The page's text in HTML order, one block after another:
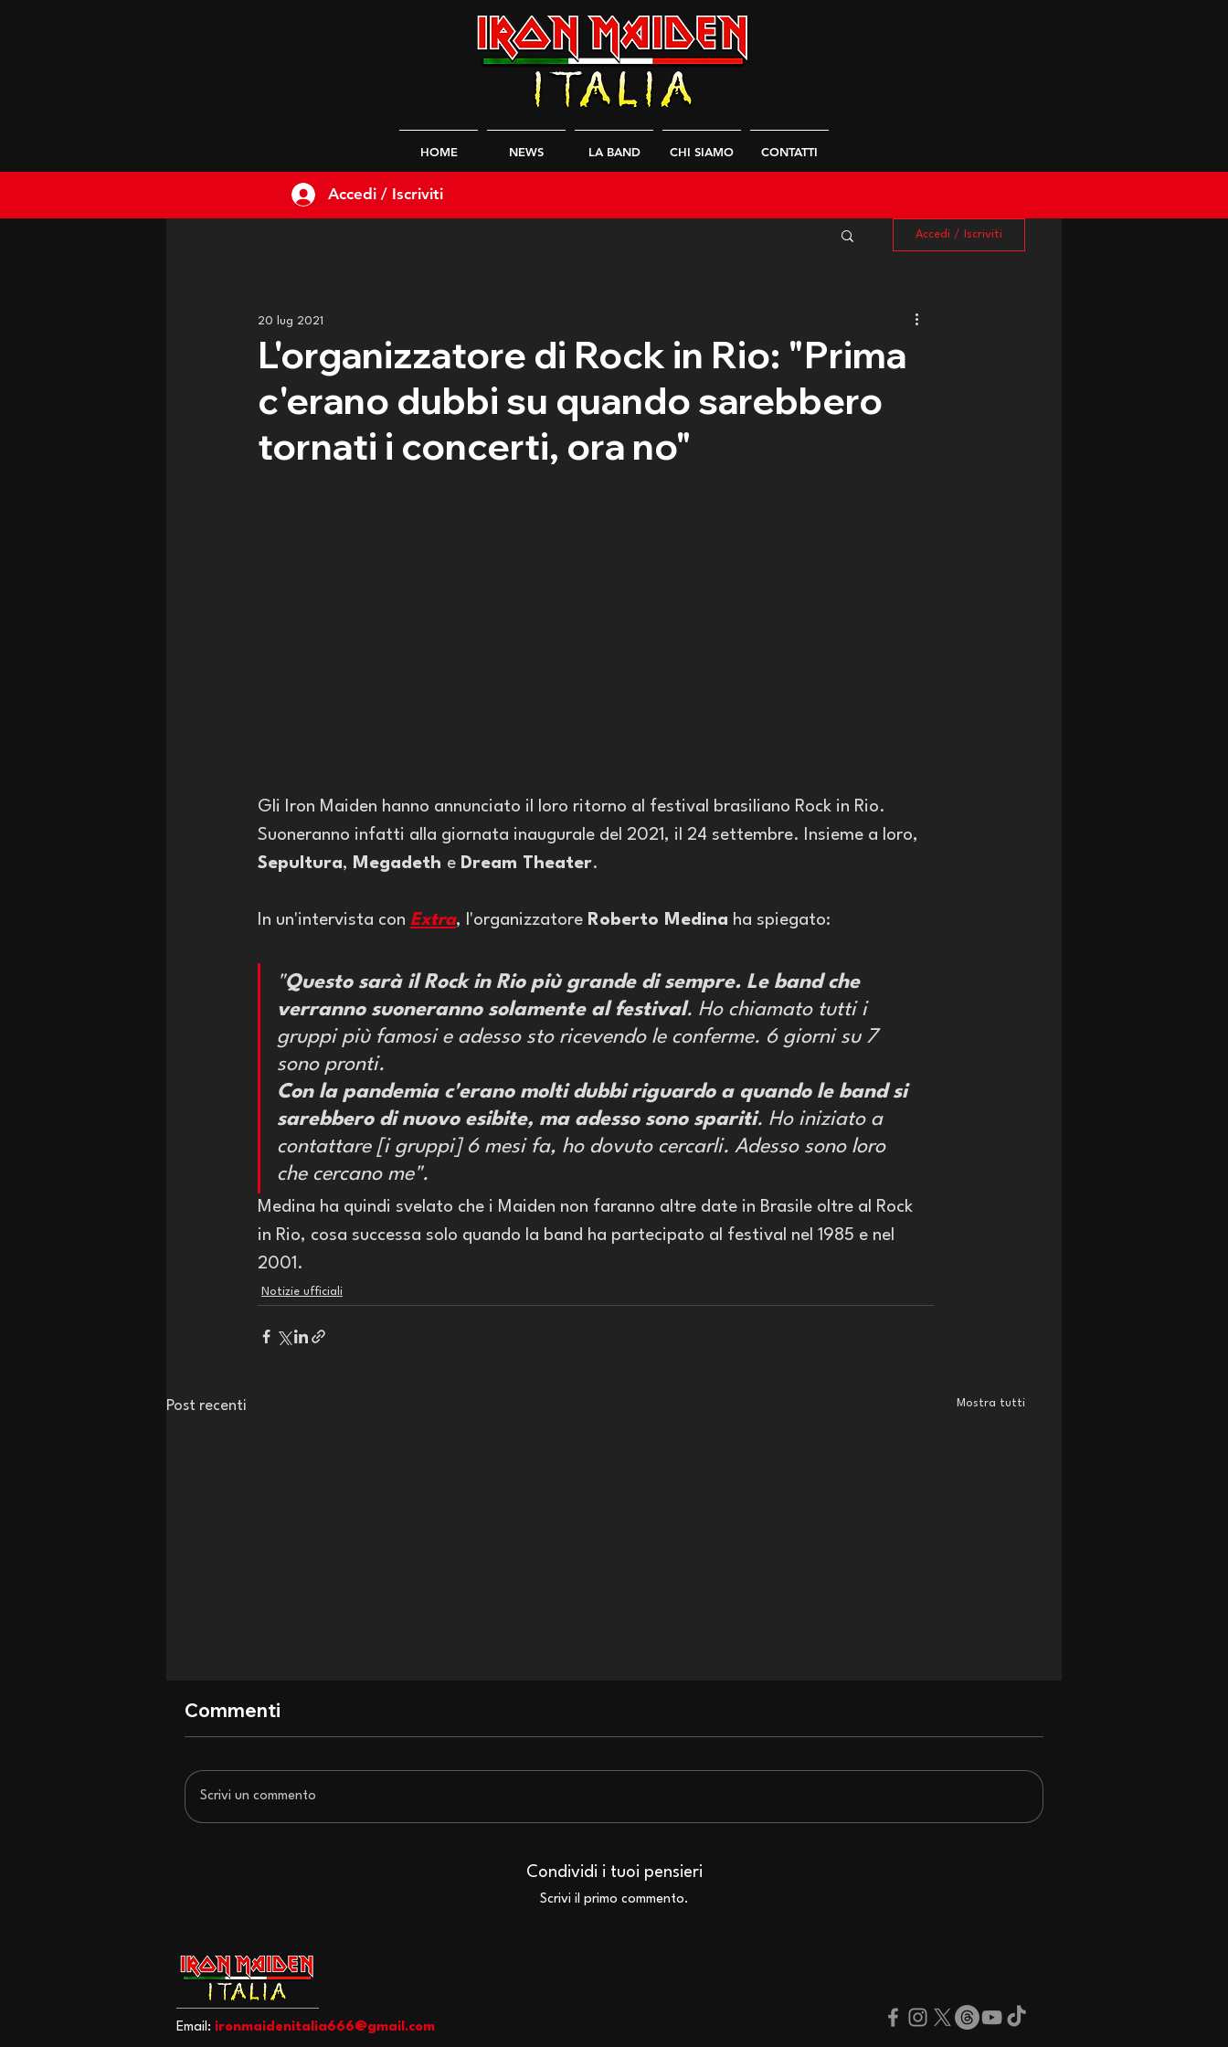
HOME NEWS LA BAND CHI SIAMO CONTATTI
Accedi / Iscriviti
Accedi / Iscriviti
L'organizzatore di Rock in Rio: "Prima
c'erano dubbi su quando sarebbero
tornati i concerti, ora no"
20 lug 2021
Gli Iron Maiden hanno annunciato il loro ritorno al festival brasiliano Rock in Rio.
Suoneranno infatti alla giornata inaugurale del 2021, il 24 settembre. Insieme a loro,
Sepultura, Megadeth e Dream Theater.
In un'intervista con Extra, l'organizzatore Roberto Medina ha spiegato:
"Questo sarà il Rock in Rio più grande di sempre. Le band che
verranno suoneranno solamente al festival. Ho chiamato tutti i
gruppi più famosi e adesso sto ricevendo le conferme. 6 giorni su 7
sono pronti.
Con la pandemia c'erano molti dubbi riguardo a quando le band si
sarebbero di nuovo esibite, ma adesso sono spariti. Ho iniziato a
contattare [i gruppi] 6 mesi fa, ho dovuto cercarli. Adesso sono loro
che cercano me".
Medina ha quindi svelato che i Maiden non faranno altre date in Brasile oltre al Rock
in Rio, cosa successa solo quando la band ha partecipato al festival nel 1985 e nel
2001.
Notizie ufficiali
Post recenti Mostra tutti
l'edizione italiana dei
fumetti di The Mandrake
Project
Commenti
Scrivi un commento
Condividi i tuoi pensieri
Scrivi il primo commento.
Email: ironmaidenitalia666@gmail.com